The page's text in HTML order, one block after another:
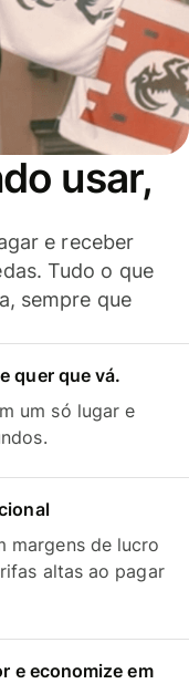
usar,
e receber
Tudo o que
sempre que
quer que vá.
um só lugar e
margens de lucro
altas ao pagar
e economize em